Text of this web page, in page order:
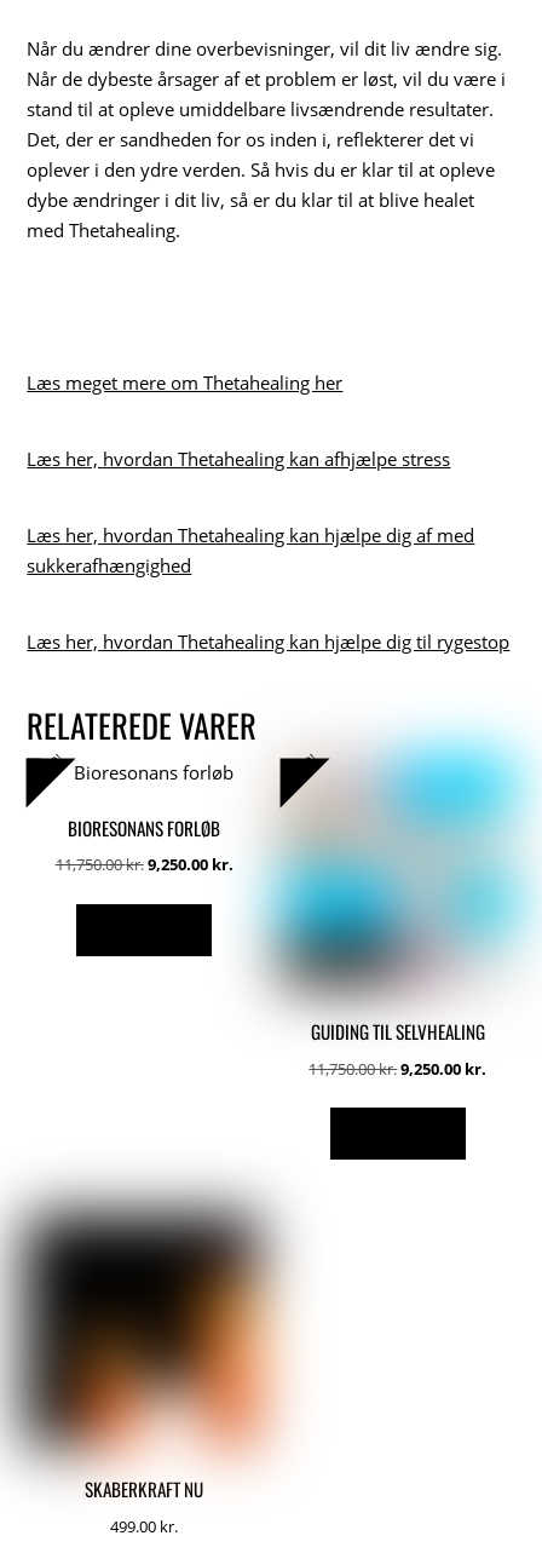
Når du ændrer dine overbevisninger, vil dit liv ændre sig.
Når de dybeste årsager af et problem er løst, vil du være i
stand til at opleve umiddelbare livsændrende resultater.
Det, der er sandheden for os inden i, reflekterer det vi
oplever i den ydre verden. Så hvis du er klar til at opleve
dybe ændringer i dit liv, så er du klar til at blive healet
med Thetahealing.
Læs meget mere om Thetahealing her
Læs her, hvordan Thetahealing kan afhjælpe stress
Læs her, hvordan Thetahealing kan hjælpe dig af med
sukkerafhængighed
Læs her, hvordan Thetahealing kan hjælpe dig til rygestop
RELATEREDE VARER
TILBUD!
BIORESONANS FORLØB
11,750.00kr.Den
var:
9,250.00 kr.Den
9,250.00 kr..
TILBUD!
GUIDING TIL SELVHEALING
11,750.00kr.Den
var:
9,250.00 kr.
SKABERKRAFT NU
499.00 kr.